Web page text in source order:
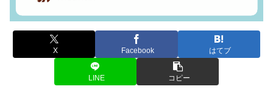
X Facebook はてブ
LINE コピー